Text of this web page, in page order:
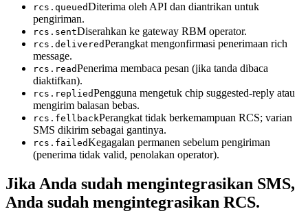
rcs.queuedDiterima oleh API dan diantrikan untuk
pengiriman.
rcs.sentDiserahkan ke gateway RBM operator.
rcs.deliveredPerangkat mengonfirmasi penerimaan rich
message.
rcs.readPenerima membaca pesan (jika tanda dibaca
diaktifkan).
rcs.repliedPengguna mengetuk chip suggested-reply atau
mengirim balasan bebas.
rcs.fellbackPerangkat tidak berkemampuan RCS; varian
SMS dikirim sebagai gantinya.
rcs.failedKegagalan permanen sebelum pengiriman
(penerima tidak valid, penolakan operator).
Jika Anda sudah mengintegrasikan SMS,
Anda sudah mengintegrasikan RCS.